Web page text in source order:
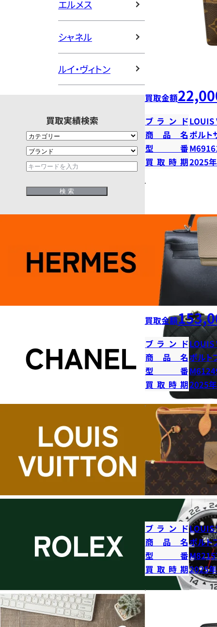
エルメス
シャネル
ルイ・ヴィトン
買取実績検索
買取金額
ブランドLOUIS
商品名ポルト
型番
買取時期2025
買取金額
ブランドLOUIS
商品名ポルト
型番
買取時期2025
ブランドLOUIS
商品名ポルト
型番
買取時期2025